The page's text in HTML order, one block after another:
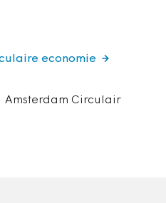
Amsterdam Circulair
economie